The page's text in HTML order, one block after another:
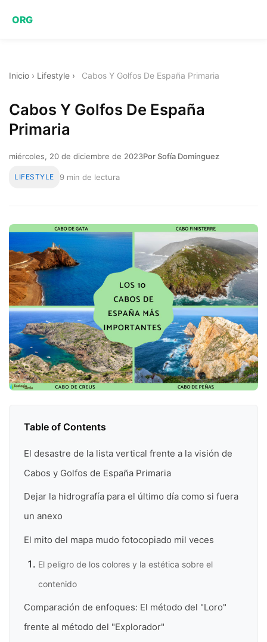
ORG
Inicio › Lifestyle › Cabos Y Golfos De España Primaria
Cabos Y Golfos De España
Primaria
miércoles, 20 de diciembre de 2023Por Sofía Domínguez
LIFESTYLE 9 min de lectura
Table of Contents
El desastre de la lista vertical frente a la visión de
Cabos y Golfos de España Primaria
Dejar la hidrografía para el último día como si fuera
un anexo
El mito del mapa mudo fotocopiado mil veces
El peligro de los colores y la estética sobre el
contenido
Comparación de enfoques: El método del "Loro"
frente al método del "Explorador"